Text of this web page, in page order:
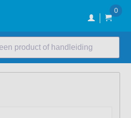
0
product of handleiding